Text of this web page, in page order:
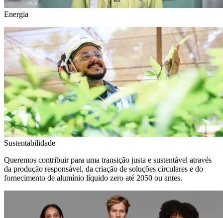
Energia
Sustentabilidade
Queremos contribuir para uma transição justa e sustentável através
da produção responsável, da criação de soluções circulares e do
fornecimento de alumínio líquido zero até 2050 ou antes.